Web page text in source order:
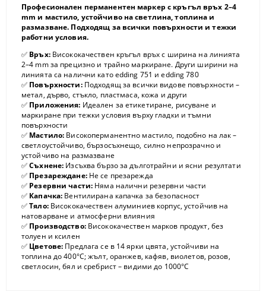
Професионален перманентен маркер с кръгъл връх 2–4
mm и мастило, устойчиво на светлина, топлина и
размазване. Подходящ за всички повърхности и тежки
работни условия.
✅ Връх:Висококачествен кръгъл връх с ширина на линията
2–4 mm за прецизно и трайно маркиране. Други ширини на
линията са налични като edding 751 и edding 780
✅ Повърхности:Подходящ за всички видове повърхности –
метал, дърво, стъкло, пластмаса, кожа и други
✅ Приложения: Идеален за етикетиране, рисуване и
маркиране при тежки условия върху гладки и тъмни
повърхности
✅ Мастило: Високоперманентно мастило, подобно на лак –
светлоустойчиво, бързосъхнещо, силно непрозрачно и
устойчиво на размазване
✅Съхнене: Изсъхва бързо за дълготрайни и ясни резултати
✅ Презареждане:Не се презарежда
✅ Резервни части: Няма налични резервни части
✅ Капачка: Вентилирана капачка за безопасност
✅Тяло:Висококачествен алуминиев корпус, устойчив на
натоварване и атмосферни влияния
✅ Производство:Висококачествен марков продукт, без
толуен и ксилен
✅ Цветове: Предлага се в 14 ярки цвята, устойчиви на
топлина до 400°C; жълт, оранжев, кафяв, виолетов, розов,
светлосин, бял и сребрист – видими до 1000°C